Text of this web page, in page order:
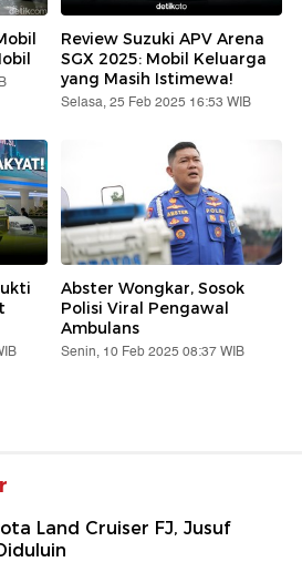
Review Suzuki APV Arena
SGX 2025: Mobil Keluarga
yang Masih Istimewa!
Selasa, 25 Feb 2025 16:53 WIB
Abster Wongkar, Sosok
Polisi Viral Pengawal
Ambulans
Senin, 10 Feb 2025 08:37 WIB
Land Cruiser FJ, Jusuf